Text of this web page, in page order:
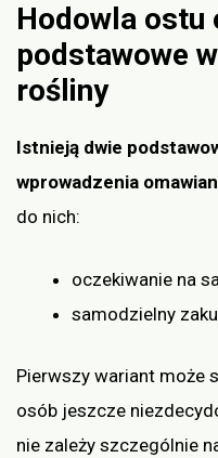
Hodowla ostu
podstawowe
rośliny
Istnieją dwie
wprowadzenia
do nich:
oczekiwanie na
samodzielny
Pierwszy wariant może
osób jeszcze
nie zależy szczególnie